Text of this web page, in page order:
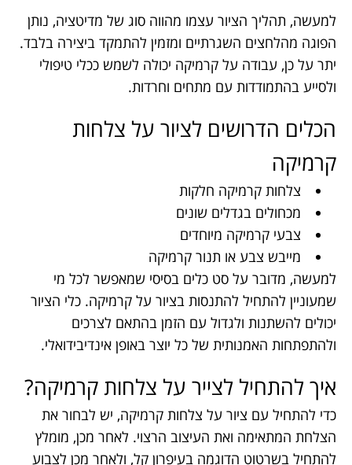
למעשה, תהליך הציור עצמו מהווה סוג של מדיטציה, נותן
הפוגה מהלחצים השגרתיים ומזמין להתמקד ביצירה בלבד.
יתר על כן, עבודה על קרמיקה יכולה לשמש ככלי טיפולי
ולסייע בהתמודדות עם מתחים וחרדות.
הכלים הדרושים לציור על צלחות
קרמיקה
צלחות קרמיקה חלקות
מכחולים בגדלים שונים
צבעי קרמיקה מיוחדים
מייבש צבע או תנור קרמיקה
למעשה, מדובר על סט כלים בסיסי שמאפשר לכל מי
שמעוניין להתחיל להתנסות בציור על קרמיקה. כלי הציור
יכולים להשתנות ולגדול עם הזמן בהתאם לצרכים
ולהתפתחות האמנותית של כל יוצר באופן אינדיבידואלי.
איך להתחיל לצייר על צלחות קרמיקה?
כדי להתחיל עם ציור על צלחות קרמיקה, יש לבחור את
הצלחת המתאימה ואת העיצוב הרצוי. לאחר מכן, מומלץ
להתחיל בשרטוט הדוגמה בעיפרון קל, ולאחר מכן לצבוע